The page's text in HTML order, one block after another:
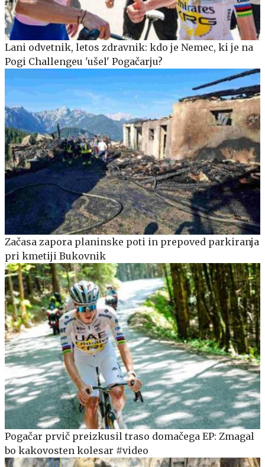
Lani odvetnik, letos zdravnik: kdo je Nemec, ki je na
Pogi Challengeu 'ušel' Pogačarju?
Začasa zapora planinske poti in prepoved parkiranja
pri kmetiji Bukovnik
Pogačar prvič preizkusil traso domačega EP: Zmagal
bo kakovosten kolesar #video